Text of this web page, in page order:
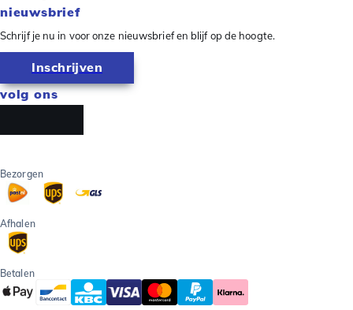
nieuwsbrief
Schrijf je nu in voor onze nieuwsbrief en blijf op de hoogte.
Inschrijven
volg ons
Bezorgen
Afhalen
Betalen